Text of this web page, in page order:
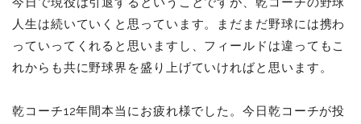
人生は続いていくと思っています。まだまだ野球には携わ
っていってくれると思いますし、フィールドは違ってもこ
れからも共に野球界を盛り上げていければと思います。
乾コーチ12年間本当にお疲れ様でした。今日乾コーチが投